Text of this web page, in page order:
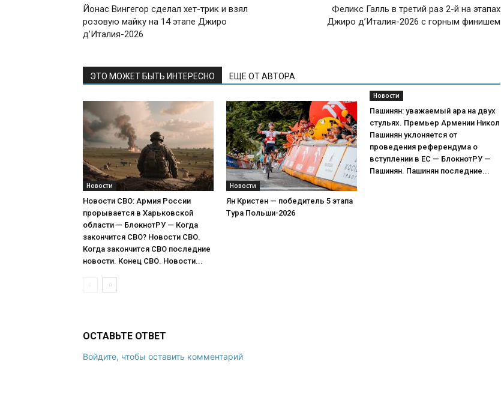
Йонас Вингегор сделал хет-трик и взял
розовую майку на 14 этапе Джиро
д’Италия-2026
Феликс Галль в третий раз 2-й на этапах
Джиро д’Италия-2026 с горным финишем
ЭТО МОЖЕТ БЫТЬ ИНТЕРЕСНО ЕЩЕ ОТ АВТОРА
Новости
Новости СВО: Армия России
прорывается в Харьковской
области — БлокнотРУ — Когда
закончится СВО? Новости СВО.
Когда закончится СВО последние
новости. Конец СВО. Новости...
Новости
Ян Кристен — победитель 5 этапа
Тура Польши-2026
Новости
Пашинян: уважаемый ара на двух
стульях. Премьер Армении Никол
Пашинян уклоняется от
проведения референдума о
вступлении в ЕС — БлокнотРУ —
Пашинян. Пашинян последние...
ОСТАВЬТЕ ОТВЕТ
Войдите, чтобы оставить комментарий